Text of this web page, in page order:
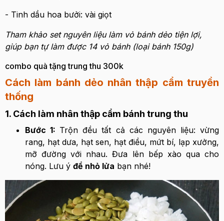
- Tinh dầu hoa bưởi: vài giọt
Tham khảo set nguyên liệu làm vỏ bánh dẻo tiện lợi,
giúp bạn tự làm được 14 vỏ bánh (loại bánh 150g)
combo quà tặng trung thu 300k
Cách làm bánh dẻo nhân thập cẩm truyền
thống
1. Cách làm nhân thập cẩm bánh trung thu
Bước 1: Trộn đều tất cả các nguyên liệu: vừng
rang, hạt dưa, hạt sen, hạt điều, mứt bí, lạp xưởng,
mỡ đường với nhau. Đưa lên bếp xào qua cho
nóng. Lưu ý để nhỏ lửa bạn nhé!